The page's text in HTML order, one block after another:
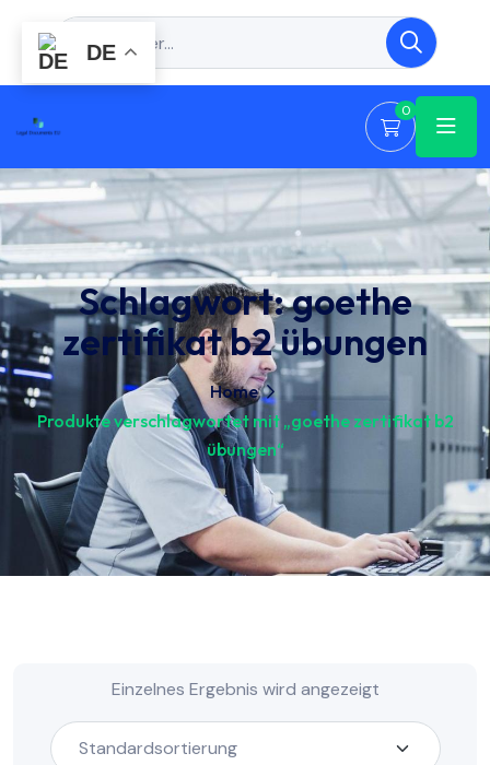
0
Schlagwort:goethe
zertifikat b2 übungen
Home
Produkte verschlagwortet mit „goethe zertifikat b2
übungen“
Einzelnes Ergebnis wird angezeigt
DE